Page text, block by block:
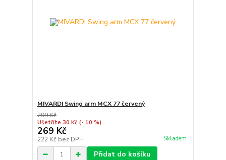
MIVARDI Swing arm MCX 77 červený
299 Kč
Ušetříte 30 Kč (- 10 %)
269 Kč
222 Kč bez DPH Skladem
Přidat do košíku